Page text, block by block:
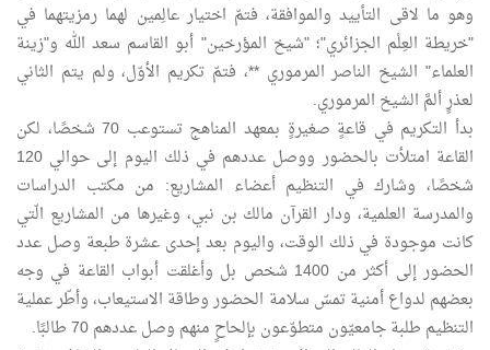
وهو ما لاقى التأييد والموافقة، فتمّ اختيار عالِمين لهما رمزيتهما في
"خريطة العِلْم الجزائري"؛ "شيخ المؤرخين" أبو القاسم سعد الله و"زينة
العلماء" الشيخ الناصر المرموري **، فتمّ تكريم الأوّل، ولم يتم الثاني
لعذرٍ ألمَّ الشيخ المرموري.
بدأ التكريم في قاعةٍ صغيرةٍ بمعهد المناهج تستوعب 70 شخصًا، لكن
القاعة امتلأت بالحضور ووصل عددهم في ذلك اليوم إلى حوالي 120
شخصًا، وشارك في التنظيم أعضاء المشاريع: من مكتب الدراسات
والمدرسة العلمية، ودار القرآن مالك بن نبي، وغيرها من المشاريع الّتي
كانت موجودة في ذلك الوقت، واليوم بعد إحدى عشرة طبعة وصل عدد
الحضور إلى أكثر من 1400 شخص بل وأغلقت أبواب القاعة في وجه
بعضهم لدواع أمنية تمسّ سلامة الحضور وطاقة الاستيعاب، وأطّر عملية
التنظيم طلبة جامعيّون متطوّعون بإلحاحٍ منهم وصل عددهم 70 طالبًا.